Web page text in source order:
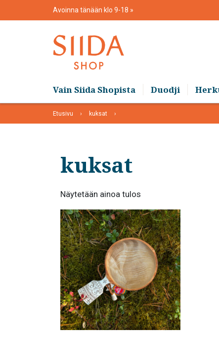
Avoinna tänään klo 9-18
Vain Siida Shopista Duodji
Etusivu kuksat
kuksat
Näytetään ainoa tulos